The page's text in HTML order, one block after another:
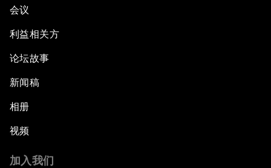
会议
利益相关方
论坛故事
新闻稿
相册
视频
加入我们